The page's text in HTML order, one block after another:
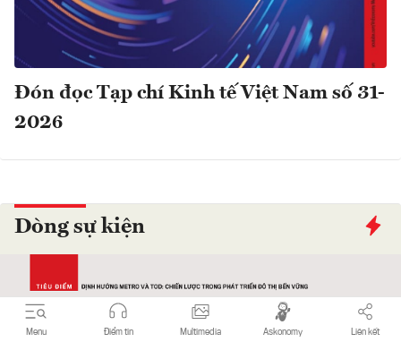
Menu Điểm tin Multimedia Askonomy Liên kết
Dòng sự kiện
Đón đọc Tạp chí Kinh tế Việt Nam số 31-
2026